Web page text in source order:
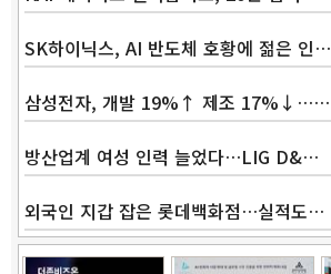
SK하이닉스, AI 반도체 호황에 젊은 인…
삼성전자, 개발 19%↑ 제조 17%↓……
방산업계 여성 인력 늘었다…LIG D&…
외국인 지갑 잡은 롯데백화점…실적도…